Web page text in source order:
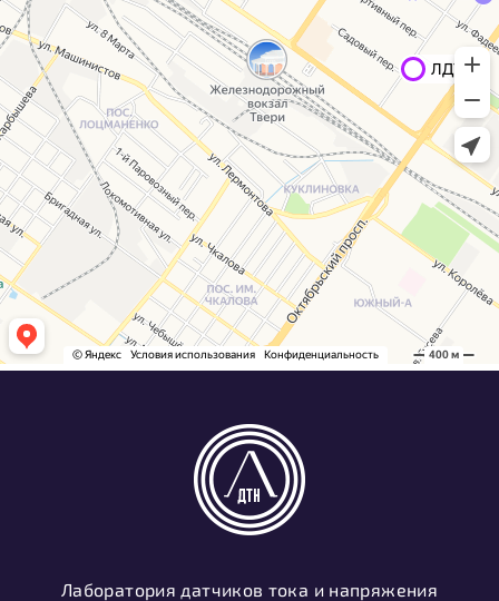
Лаборатория датчиков тока и напряжения